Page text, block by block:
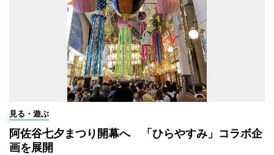
見る・遊ぶ
阿佐谷七夕まつり開幕へ 「ひらやすみ」コラボ企
画を展開